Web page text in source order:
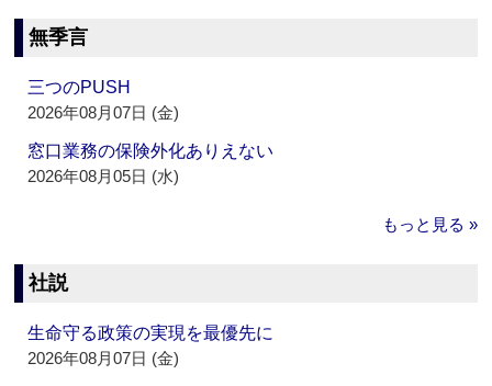
無季言
三つのPUSH
2026年08月07日 (金)
窓口業務の保険外化ありえない
2026年08月05日 (水)
もっと見る »
社説
生命守る政策の実現を最優先に
2026年08月07日 (金)